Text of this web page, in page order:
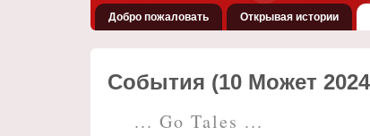
Добро пожаловать Открывая истории
События (10 Может
... Go Tales ...